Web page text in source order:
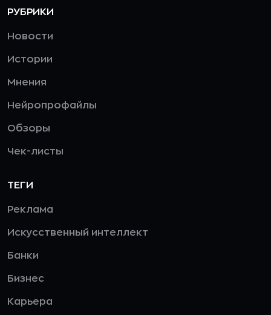
РУБРИКИ
Новости
Истории
Мнения
Нейропрофайлы
Обзоры
Чек-листы
ТЕГИ
Реклама
Искусственный интеллект
Банки
Бизнес
Карьера